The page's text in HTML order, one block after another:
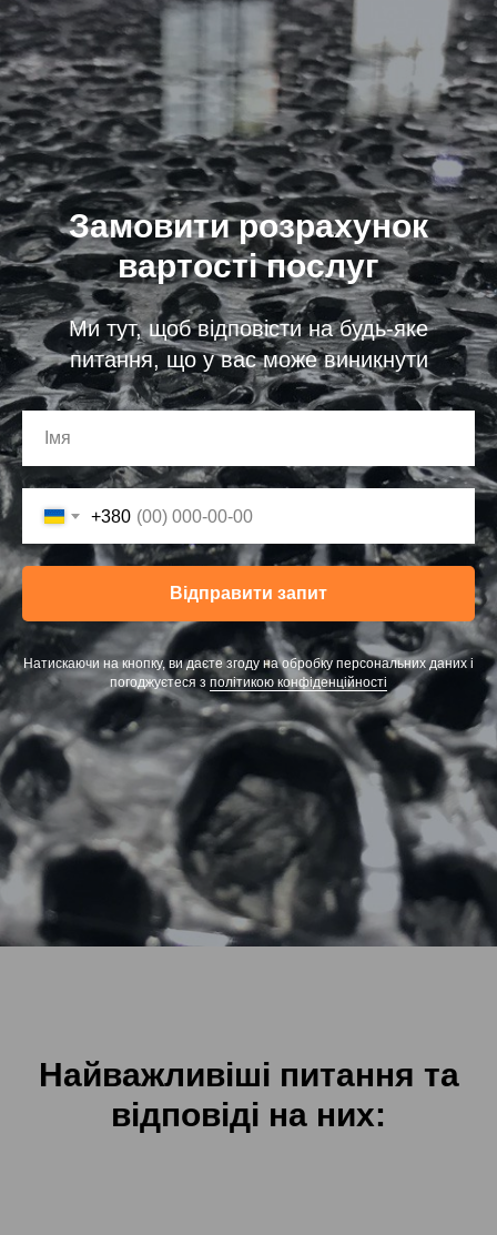
Замовити розрахунок
вартості послуг
Ми тут, щоб відповісти на будь-яке
питання, що у вас може виникнути
+380
Відправити запит
Натискаючи на кнопку, ви даєте згоду на обробку персональних даних і
погоджуєтеся з політикою конфіденційності
Найважливіші питання та
відповіді на них: